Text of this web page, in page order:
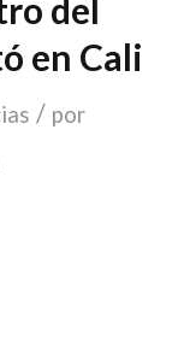
del
en Cali
/ por